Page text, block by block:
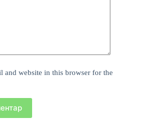
and website in this browser for the